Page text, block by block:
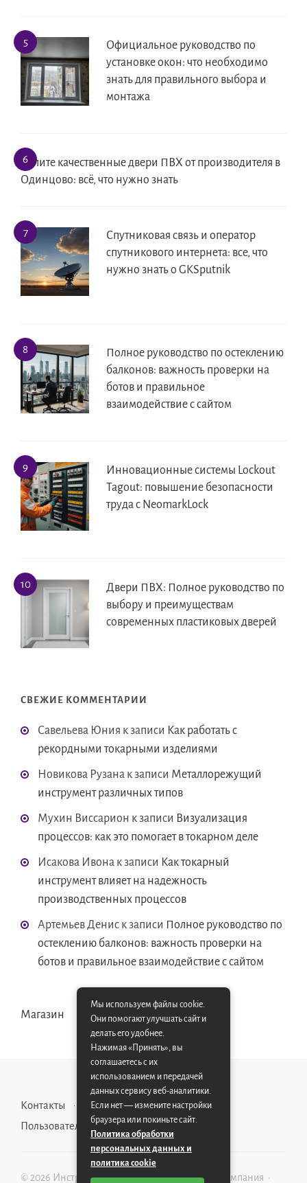
Официальное руководство по
установке окон: что необходимо
знать для правильного выбора и
монтажа
Купите качественные двери ПВХ от производителя в
Одинцово: всё, что нужно знать
Спутниковая связь и оператор
спутникового интернета: все, что
нужно знать о GKSputnik
Полное руководство по остеклению
балконов: важность проверки на
ботов и правильное
взаимодействие с сайтом
Инновационные системы Lockout
Tagout: повышение безопасности
труда с NeomarkLock
Двери ПВХ: Полное руководство по
выбору и преимуществам
современных пластиковых дверей
СВЕЖИЕ КОММЕНТАРИИ
Савельева Юния к записи Как работать с
рекордными токарными изделиями
Новикова Рузана к записи Металлорежущий
инструмент различных типов
Мухин Виссарион к записи Визуализация
процессов: как это помогает в токарном деле
Исакова Ивона к записи Как токарный
инструмент влияет на надежность
производственных процессов
Артемьев Денис к записи Полное руководство по
остеклению балконов: важность проверки на
ботов и правильное взаимодействие с сайтом
Магазин
Контакты
Карта сайта
Пользовательское соглашение
© 2026 Инструментально-производственная компания ·
Мы используем файлы cookie.
Они помогают улучшать сайт и
делать его удобнее.
Нажимая «Принять», вы
соглашаетесь с их
использованием и передачей
данных сервису веб-аналитики.
Если нет — измените настройки
браузера или покиньте сайт.
Политика обработки
персональных данных и
политика cookie